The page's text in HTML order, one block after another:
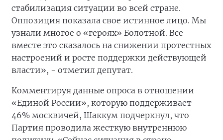
стабилизация ситуации во всей стране.
Оппозиция показала свое истинное лицо. Мы
узнали многое о «героях» Болотной. Все
вместе это сказалось на снижении протестных
настроений и росте поддержки действующей
власти», - отметил депутат.
Комментируя данные опроса в отношении
«Единой России», которую поддерживает
46% москвичей, Шаккум подчеркнул, что
Партия проводила жесткую внутреннюю